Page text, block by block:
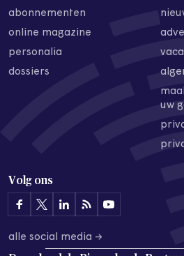
abonnementen
online magazine
personalia
dossiers
uw
Volg ons
alle social media →